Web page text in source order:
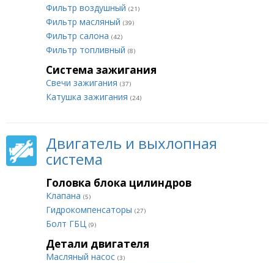
Фильтр воздушный (21)
Фильтр масляный (39)
Фильтр салона (42)
Фильтр топливный (8)
Система зажигания
Свечи зажигания (37)
Катушка зажигания (24)
Двигатель и выхлопная
система
Головка блока цилиндров
Клапана (5)
Гидрокомпенсаторы (27)
Болт ГБЦ (9)
Детали двигателя
Масляный насос (3)